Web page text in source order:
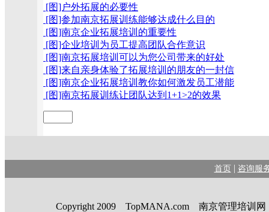
[图]户外拓展的必要性
[图]参加南京拓展训练能够达成什么目的
[图]南京企业拓展培训的重要性
[图]企业培训为员工提高团队合作意识
[图]南京拓展培训可以为您公司带来的好处
[图]来自亲身体验了拓展培训的朋友的一封信
[图]南京企业拓展培训教你如何激发员工潜能
[图]南京拓展训练让团队达到1+1>2的效果
首页 | 咨询服
Copyright 2009 TopMANA.com 南京管理培训网